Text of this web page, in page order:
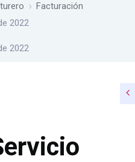
Facturación
2022
2022